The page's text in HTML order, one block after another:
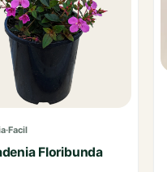
·Facil
Floribunda